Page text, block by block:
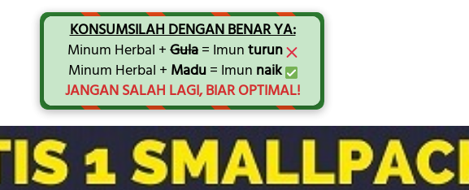
KONSUMSILAH DENGAN BENAR YA:
Minum Herbal + Gula = Imun turun
Minum Herbal + Madu = Imun naik
JANGAN SALAH LAGI, BIAR OPTIMAL!